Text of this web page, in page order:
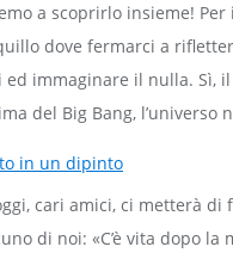
a scoprirlo insieme!
dove fermarci a
immaginare il nulla. Sì,
del Big Bang, l’universo
in un dipinto
cari amici, ci metterà
di noi: «C’è vita dopo la